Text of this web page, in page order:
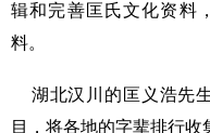
辑和完善匡氏文化资料
料。
湖北汉川的匡义浩先
目，将各地的字辈排行收